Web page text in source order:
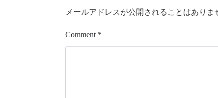
メールアドレスが公開されることはありま
Comment *